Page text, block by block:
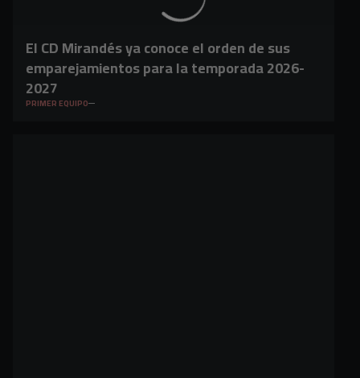
El CD Mirandés ya conoce el orden de sus
emparejamientos para la temporada 2026-
2027
PRIMER EQUIPO